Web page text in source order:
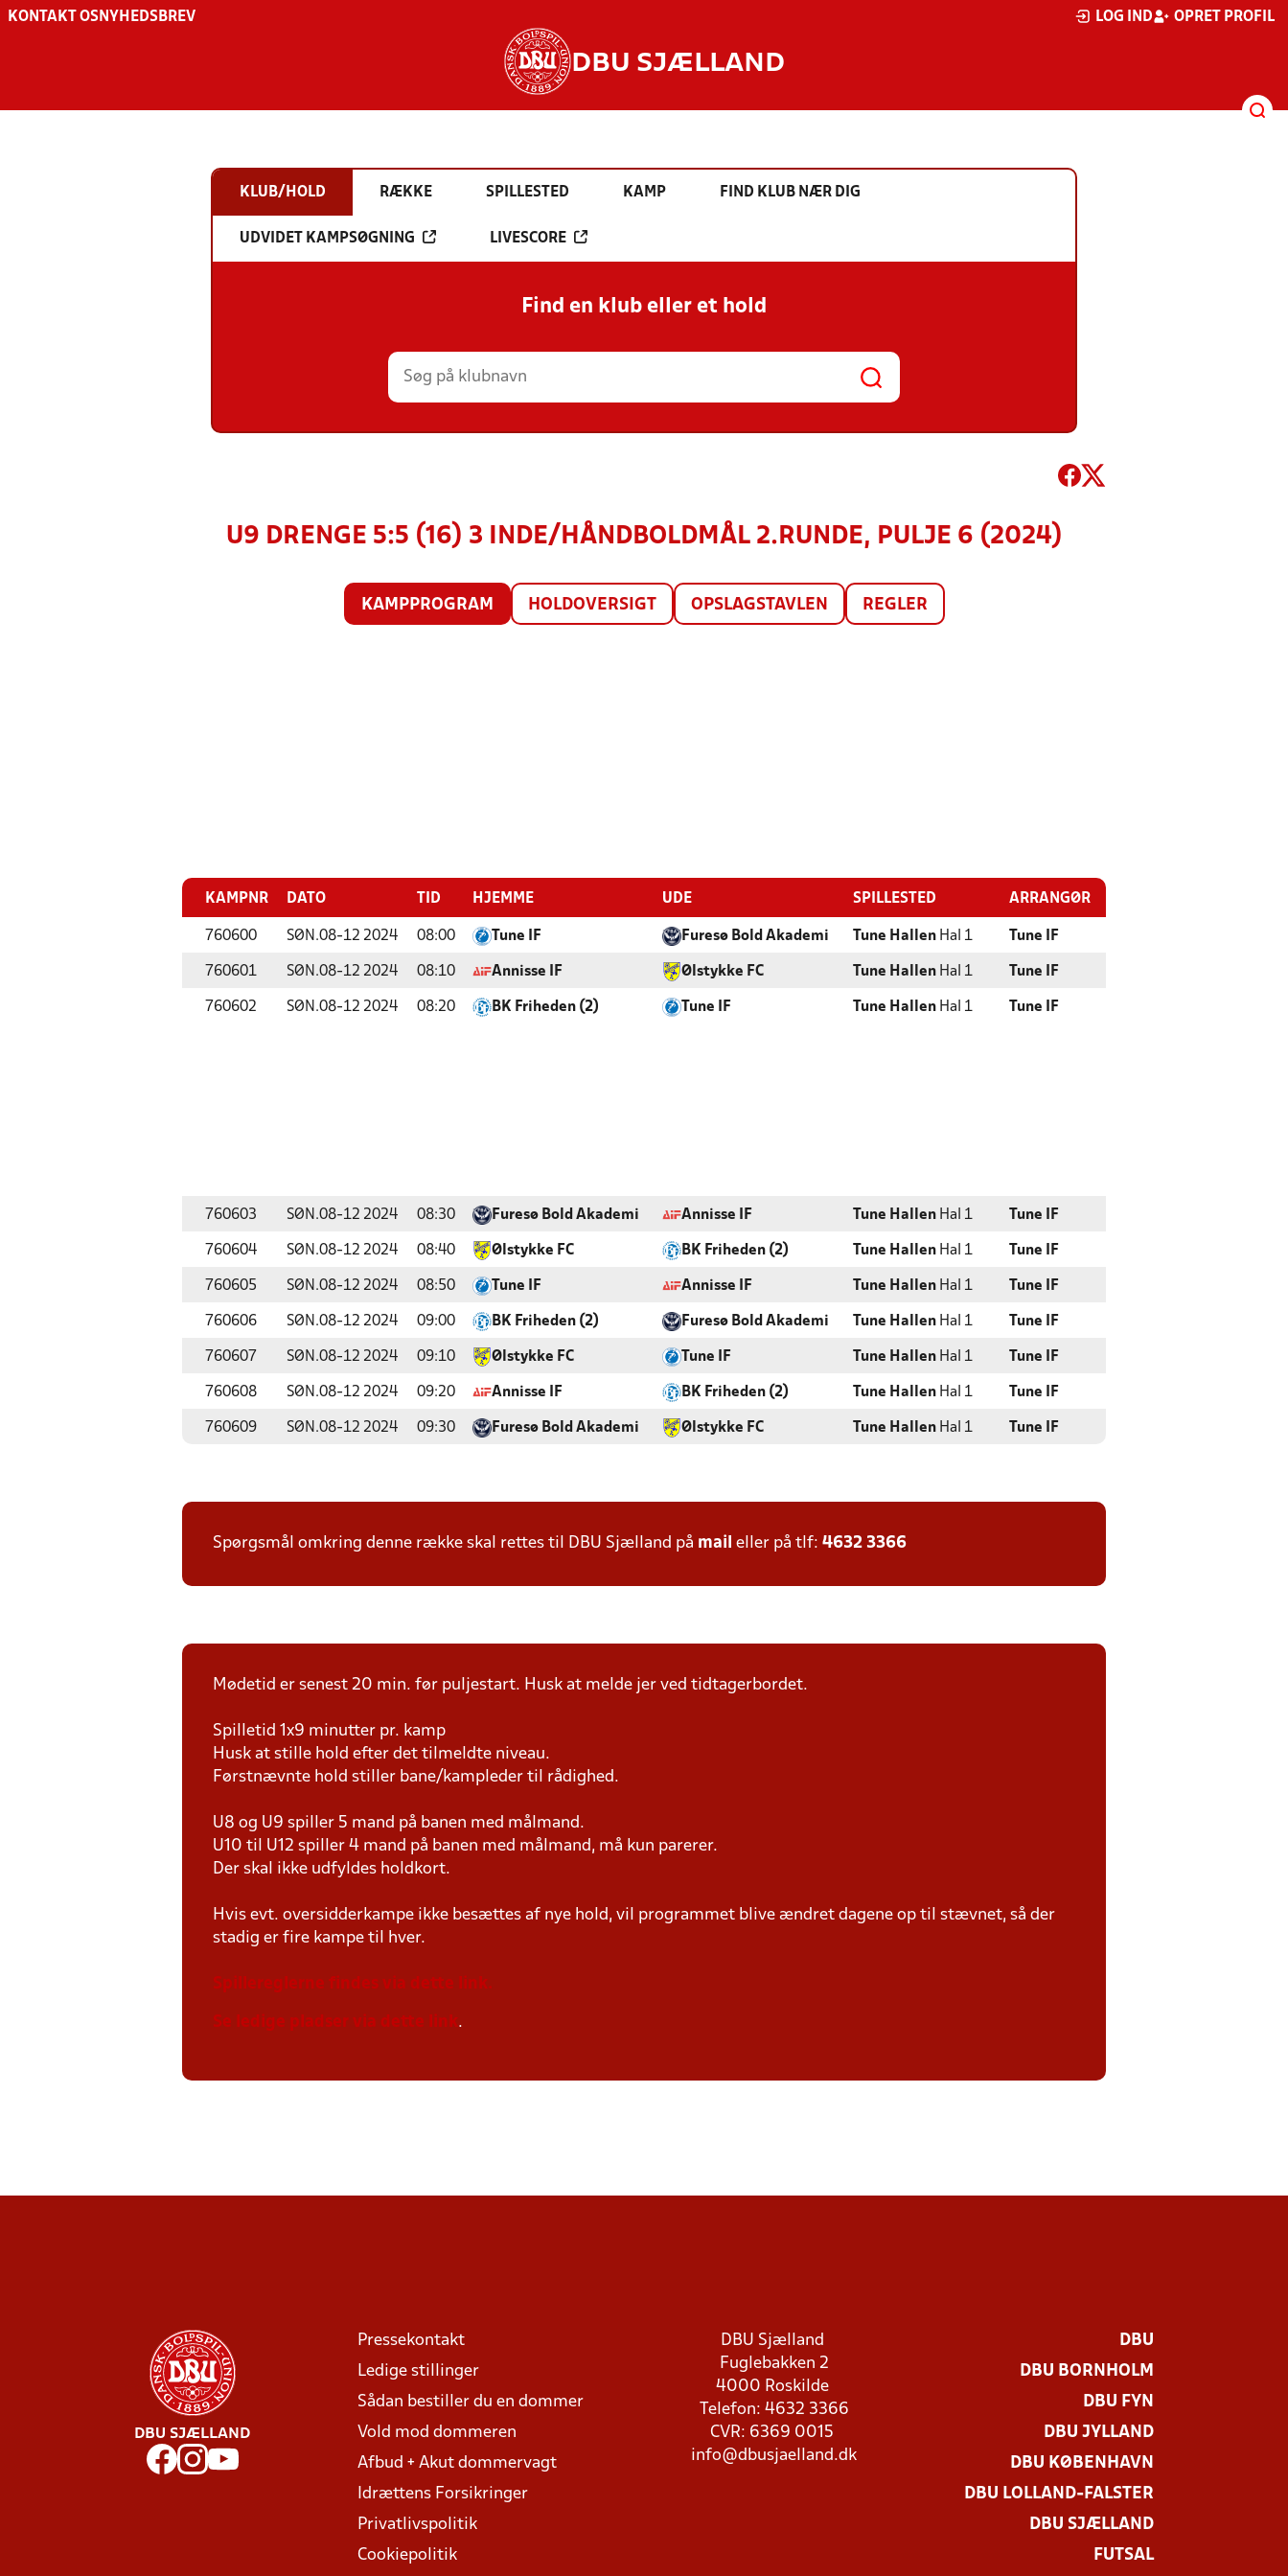
KONTAKT OS NYHEDSBREV LOG IND OPRET PROFIL
DBU SJÆLLAND
KLUB/HOLD RÆKKE SPILLESTED KAMP FIND KLUB NÆR DIG
UDVIDET KAMPSØGNING LIVESCORE
Find en klub eller et hold
U9 DRENGE 5:5 (16) 3 INDE/HÅNDBOLDMÅL 2.RUNDE, PULJE 6 (2024)
KAMPPROGRAM HOLDOVERSIGT OPSLAGSTAVLEN REGLER
KAMPNR DATO TID HJEMME UDE SPILLESTED ARRANGØR
760600 SØN.08-12 2024 08:00 Tune IF Furesø Bold Akademi Tune Hallen Hal 1 Tune IF
760601 SØN.08-12 2024 08:10 Annisse IF Ølstykke FC Tune Hallen Hal 1 Tune IF
760602 SØN.08-12 2024 08:20 BK Friheden (2) Tune IF Tune Hallen Hal 1 Tune IF
760603 SØN.08-12 2024 08:30 Furesø Bold Akademi Annisse IF Tune Hallen Hal 1 Tune IF
760604 SØN.08-12 2024 08:40 Ølstykke FC BK Friheden (2) Tune Hallen Hal 1 Tune IF
760605 SØN.08-12 2024 08:50 Tune IF Annisse IF Tune Hallen Hal 1 Tune IF
760606 SØN.08-12 2024 09:00 BK Friheden (2) Furesø Bold Akademi Tune Hallen Hal 1 Tune IF
760607 SØN.08-12 2024 09:10 Ølstykke FC Tune IF Tune Hallen Hal 1 Tune IF
760608 SØN.08-12 2024 09:20 Annisse IF BK Friheden (2) Tune Hallen Hal 1 Tune IF
760609 SØN.08-12 2024 09:30 Furesø Bold Akademi Ølstykke FC Tune Hallen Hal 1 Tune IF
Spørgsmål omkring denne række skal rettes til DBU Sjælland på mail eller på tlf: 4632 3366
Mødetid er senest 20 min. før puljestart. Husk at melde jer ved tidtagerbordet.
Spilletid 1x9 minutter pr. kamp
Husk at stille hold efter det tilmeldte niveau.
Førstnævnte hold stiller bane/kampleder til rådighed.
U8 og U9 spiller 5 mand på banen med målmand.
U10 til U12 spiller 4 mand på banen med målmand, må kun parerer.
Der skal ikke udfyldes holdkort.
Hvis evt. oversidderkampe ikke besættes af nye hold, vil programmet blive ændret dagene op til stævnet, så der
stadig er fire kampe til hver.
Spillereglerne findes via dette link.
Se ledige pladser via dette link.
DBU SJÆLLAND
Pressekontakt
Ledige stillinger
Sådan bestiller du en dommer
Vold mod dommeren
Afbud + Akut dommervagt
Idrættens Forsikringer
Privatlivspolitik
Cookiepolitik
DBU Sjælland
Fuglebakken 2
4000 Roskilde
Telefon: 4632 3366
CVR: 6369 0015
info@dbusjaelland.dk
DBU
DBU BORNHOLM
DBU FYN
DBU JYLLAND
DBU KØBENHAVN
DBU LOLLAND-FALSTER
DBU SJÆLLAND
FUTSAL